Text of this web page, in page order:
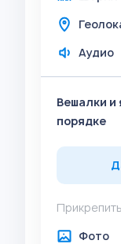
Аудио
Вешалки и
порядке
Прикрепить
Фото